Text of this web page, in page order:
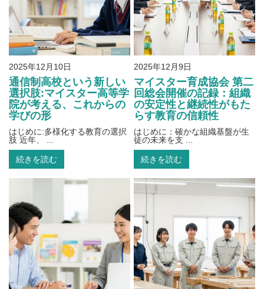
2025年12月10日
通信制高校という新しい
選択肢:マイスター高等学
院が考える、これからの
学びの形
はじめに:多様化する教育の選択
肢 近年、 ...
続きを読む
2025年12月9日
マイスター育成協会 第二
回総会開催の記録：組織
の安定性と継続性がもた
らす教育の信頼性
はじめに：確かな組織基盤が生
徒の未来を支 ...
続きを読む